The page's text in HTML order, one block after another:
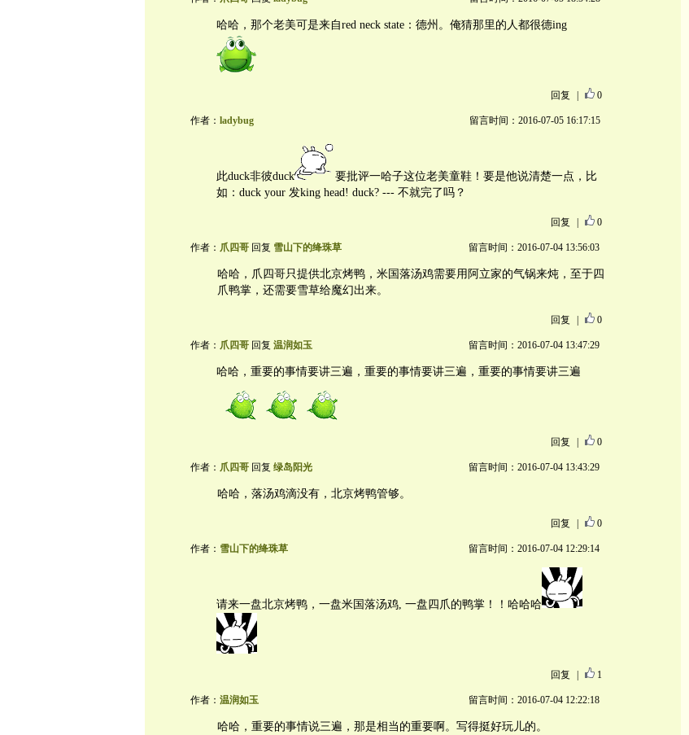
哈哈，那个老美可是来自red neck state：德州。俺猜那里的人都很德ing
回复 0
作者： ladybug 留言时间：2016-07-05 16:17:15
此duck非彼duck
要批评一哈子这位老美童鞋！要是他说清楚一点，比
如：duck your 发king head! duck? --- 不就完了吗？
回复 0
作者： 爪四哥回复 雪山下的绛珠草 留言时间：2016-07-04 13:56:03
哈哈，爪四哥只提供北京烤鸭，米国落汤鸡需要用阿立家的气锅来炖，至于四
爪鸭掌，还需要雪草给魔幻出来。
回复 0
作者： 爪四哥回复 温润如玉 留言时间：2016-07-04 13:47:29
哈哈，重要的事情要讲三遍，重要的事情要讲三遍，重要的事情要讲三遍
回复 0
作者： 爪四哥回复 绿岛阳光 留言时间：2016-07-04 13:43:29
哈哈，落汤鸡滴没有，北京烤鸭管够。
回复 0
作者： 雪山下的绛珠草 留言时间：2016-07-04 12:29:14
请来一盘北京烤鸭，一盘米国落汤鸡, 一盘四爪的鸭掌！！哈哈哈
回复 1
作者： 温润如玉 留言时间：2016-07-04 12:22:18
哈哈，重要的事情说三遍，那是相当的重要啊。写得挺好玩儿的。